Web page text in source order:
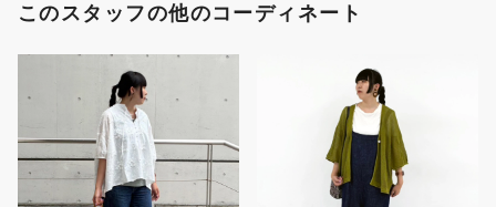
このスタッフの他のコーディネート